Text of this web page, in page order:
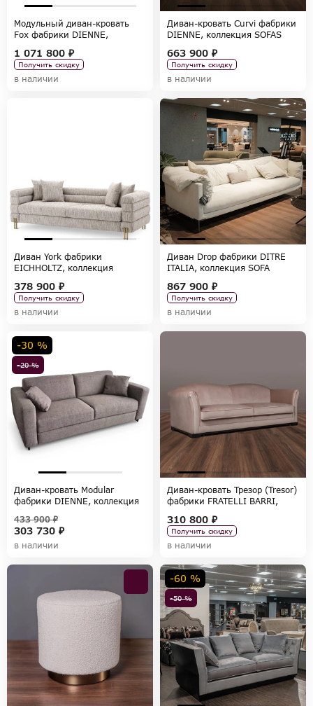
Модульный диван-кровать
Fox фабрики DIENNE,
1 071 800 ₽
Получить скидку
в наличии
Диван-кровать Curvi фабрики
DIENNE, коллекция SOFAS
663 900 ₽
Получить скидку
в наличии
Диван York фабрики
EICHHOLTZ, коллекция
378 900 ₽
Получить скидку
в наличии
Диван Drop фабрики DITRE
ITALIA, коллекция SOFA
867 900 ₽
Получить скидку
в наличии
-20 %
-30 %
Диван-кровать Modular
фабрики DIENNE, коллекция
303 730 ₽
433 900 ₽
в наличии
Диван-кровать Трезор (Tresor)
фабрики FRATELLI BARRI,
310 800 ₽
Получить скидку
в наличии
-50 %
-60 %